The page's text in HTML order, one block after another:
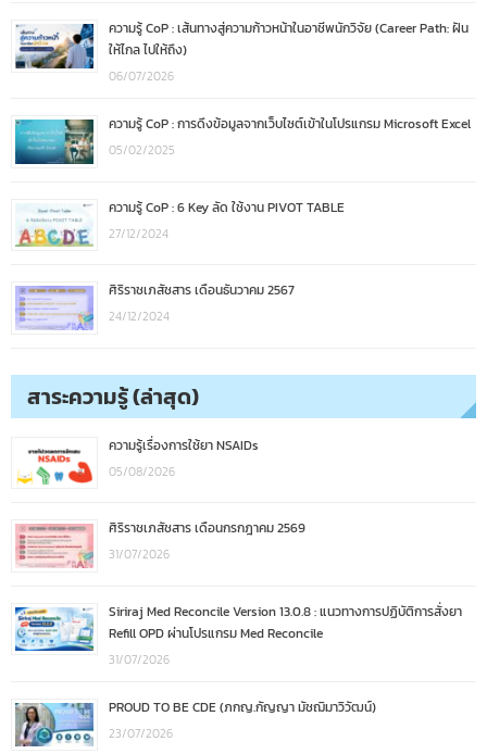
ความรู้ CoP : เส้นทางสู่ความก้าวหน้าในอาชีพนักวิจัย (Career Path: ฝัน
ให้ไกล ไปให้ถึง)
06/07/2026
ความรู้ CoP : การดึงข้อมูลจากเว็บไซต์เข้าในโปรแกรม Microsoft Excel
05/02/2025
ความรู้ CoP : 6 Key ลัด ใช้งาน PIVOT TABLE
27/12/2024
ศิริราชเภสัชสาร เดือนธันวาคม 2567
24/12/2024
สาระความรู้ (ล่าสุด)
ความรู้เรื่องการใช้ยา NSAIDs
05/08/2026
ศิริราชเภสัชสาร เดือนกรกฎาคม 2569
31/07/2026
Siriraj Med Reconcile Version 13.0.8 : แนวทางการปฏิบัติการสั่งยา
Refill OPD ผ่านโปรแกรม Med Reconcile
31/07/2026
PROUD TO BE CDE (ภกญ.กัญญา มัชฌิมาวิวัฒน์)
23/07/2026